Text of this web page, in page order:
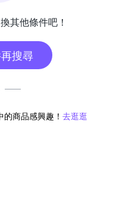
其他條件吧！
搜尋
商品感興趣！ 去逛逛